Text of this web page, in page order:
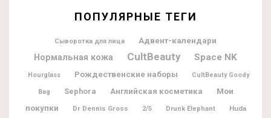
ПОПУЛЯРНЫЕ ТЕГИ
Сыворотка для лица
Адвент-календари
Нормальная кожа
CultBeauty Space NK
Hourglass Рождественские наборы CultBeauty Goody
Bag Sephora Английская косметика
Мои
покупки
Dr Dennis Gross 2/5 Drunk Elephant
Huda